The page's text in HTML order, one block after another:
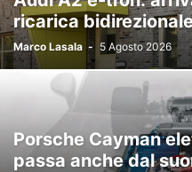
ricarica
Marco Lasala - 5 Agosto 2026
Porsche Cayman
passa anche dal